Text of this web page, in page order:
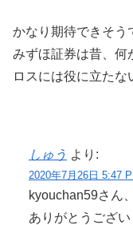
かなり期待できそう
みずほ証券は昔、何
ロスには役に立たな
しゅう より:
2020年7月26日 5:47
kyouchan59さん
ありがとうござい